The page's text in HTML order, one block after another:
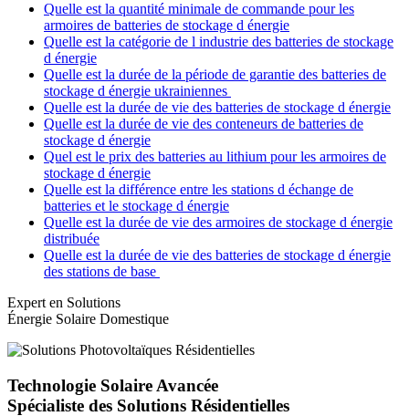
Quelle est la quantité minimale de commande pour les
armoires de batteries de stockage d énergie
Quelle est la catégorie de l industrie des batteries de stockage
d énergie
Quelle est la durée de la période de garantie des batteries de
stockage d énergie ukrainiennes
Quelle est la durée de vie des batteries de stockage d énergie
Quelle est la durée de vie des conteneurs de batteries de
stockage d énergie
Quel est le prix des batteries au lithium pour les armoires de
stockage d énergie
Quelle est la différence entre les stations d échange de
batteries et le stockage d énergie
Quelle est la durée de vie des armoires de stockage d énergie
distribuée
Quelle est la durée de vie des batteries de stockage d énergie
des stations de base
Expert en Solutions
Énergie Solaire Domestique
Technologie Solaire Avancée
Spécialiste des Solutions Résidentielles